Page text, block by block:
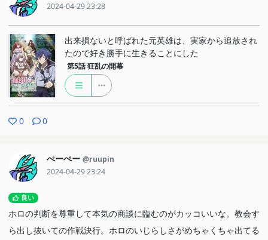
2024-04-29 23:28
出来損ないと呼ばれた元英雄は、実家から追放され
たので好き勝手に生きることにした
第5話 狂乱の開幕
0 0
ぺーぺー @ruupin
2024-04-29 23:24
良い
ホロの判断を尊重して本気の商談に臨むのがカッコいいな。教会す
ら出し抜いての作戦決行。ホロのいじらしさがめちゃくちゃ出てる